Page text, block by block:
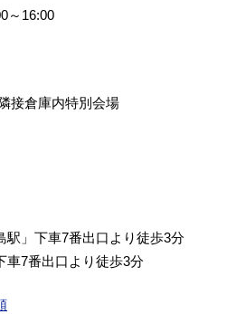
～16:00
接倉庫内特別会場
駅」下車7番出口より徒歩3分
車7番出口より徒歩3分